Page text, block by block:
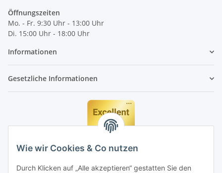
Wie wir Cookies & Co nutzen
Durch Klicken auf „Alle akzeptieren“ gestatten Sie den
Öffnungszeiten
Mo. - Fr. 9:30 Uhr - 13:00 Uhr
Di. 15:00 Uhr - 18:00 Uhr
Informationen
Gesetzliche Informationen